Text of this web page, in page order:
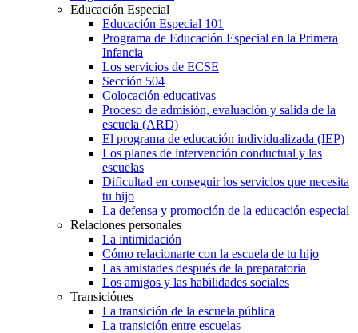
Educación Especial
Educación Especial 101
Programa de Educación Especial en la Primera
Infancia
Los servicios de ECSE
Sección 504
Colocación educativas
Proceso de admisión, evaluación y salida de la
escuela (ARD)
El programa de educación individualizada (IEP)
Los planes de intervención conductual y las
escuelas
Dificultad en conseguir los servicios que necesita
tu hijo
La defensa y promoción de la educación especial
Relaciones personales
La intimidación
Cómo relacionarte con la escuela de tu hijo
Las amistades después de la preparatoria
Los amigos y las habilidades sociales
Transiciónes
La transición de la escuela pública
La transición entre escuelas